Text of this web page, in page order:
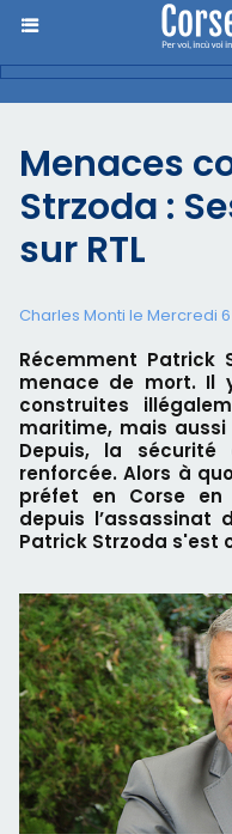
Menaces
Strzoda :
sur RTL
Charles Monti le Mercredi 6
Récemment
menace de mort. Il
construites
maritime, mais
Depuis, la
renforcée. Alors à
préfet en Corse en
depuis l’assassinat
Patrick Strzoda s'est